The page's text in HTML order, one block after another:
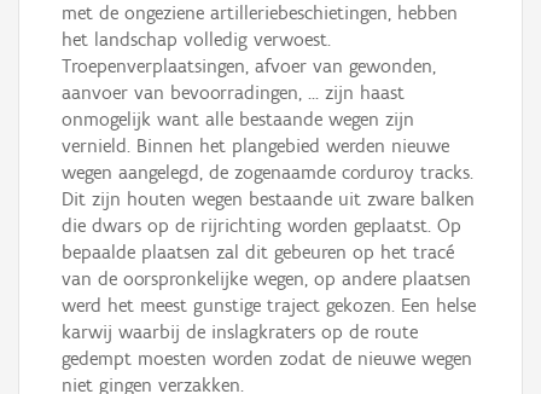
met de ongeziene artilleriebeschietingen, hebben
het landschap volledig verwoest.
Troepenverplaatsingen, afvoer van gewonden,
aanvoer van bevoorradingen, ... zijn haast
onmogelijk want alle bestaande wegen zijn
vernield. Binnen het plangebied werden nieuwe
wegen aangelegd, de zogenaamde corduroy tracks.
Dit zijn houten wegen bestaande uit zware balken
die dwars op de rijrichting worden geplaatst. Op
bepaalde plaatsen zal dit gebeuren op het tracé
van de oorspronkelijke wegen, op andere plaatsen
werd het meest gunstige traject gekozen. Een helse
karwij waarbij de inslagkraters op de route
gedempt moesten worden zodat de nieuwe wegen
niet gingen verzakken.